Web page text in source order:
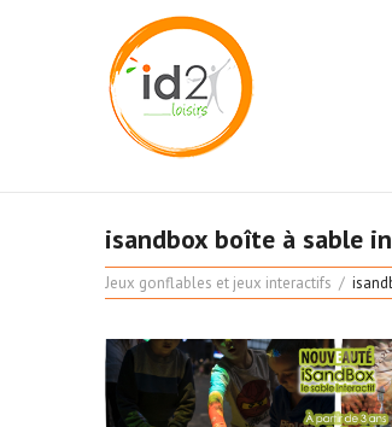
isandbox boîte à sable
Jeux gonflables et jeux interactifs